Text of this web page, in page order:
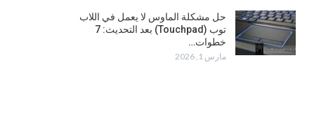
حل مشكلة الماوس لا يعمل في اللاب
توب (Touchpad) بعد التحديث: 7
خطوات…
مارس 1, 2026